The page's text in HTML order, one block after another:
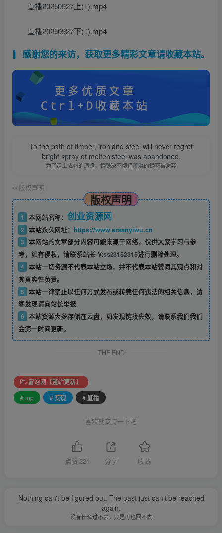
直播20250927上(1).mp4
直播20250927下(1).mp4
感谢您的来访，获取更多精彩文章请收藏本站。
To the path of timber, iron and steel will never regret
bright spray of molten steel was abandoned.
为了走上成材的道路，钢铁决不惋惜璀璨的钢花被遗弃
© 版权声明
版权声明
1 本网站名称： 创业资源网
2 本站永久网址： https://www.ersanyiwu.cn
3 本网站的文章部分内容可能来源于网络，仅供大家学习与参
考，如有侵权，请联系站长 V:ss23152315进行删除处理。
4 本站一切资源不代表本站立场，并不代表本站赞同其观点和对
其真实性负责。
5 本站一律禁止以任何方式发布或转载任何违法的相关信息，访
客发现请向站长举报
6 本站资源大多存储在云盘，如发现链接失效，请联系我们我们
会第一时间更新。
THE END
冒泡网【整站更新】
# mp
# 变现 # 直播
喜欢就支持一下吧
点赞 221 分享 收藏
Nothing can't be figured out. The past just can't be reached
again.
没有什么过不去，只是再也回不去